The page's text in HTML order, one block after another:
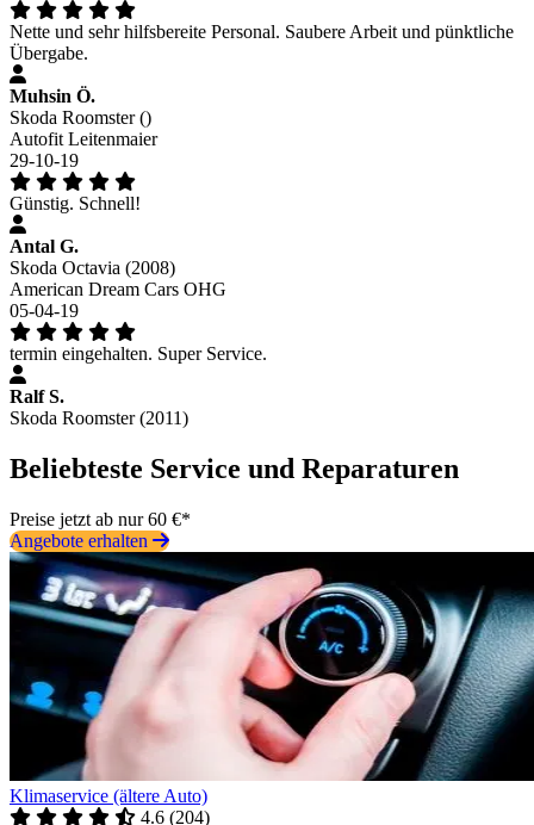
Nette und sehr hilfsbereite Personal. Saubere Arbeit und pünktliche
Übergabe.
Muhsin Ö.
Skoda Roomster ()
Autofit Leitenmaier
29-10-19
Günstig. Schnell!
Antal G.
Skoda Octavia (2008)
American Dream Cars OHG
05-04-19
termin eingehalten. Super Service.
Ralf S.
Skoda Roomster (2011)
Beliebteste Service und Reparaturen
Preise jetzt ab nur 60 €*
Angebote erhalten
Klimaservice (ältere Auto)
4.6 (204)